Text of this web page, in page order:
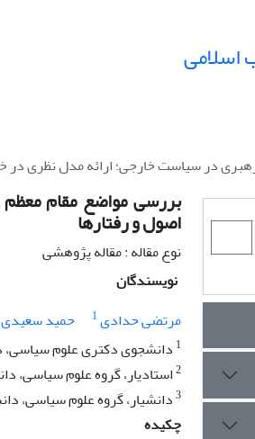
اسلامی
در سیاست خارجی؛ ارائه مدل نظری در
بررسی مواضع مقام
اصول و رفتارها
نوع مقاله : مقاله پژوهشی
نویسندگان
مرتضی حدادی1 حمید
1 دانشجوی دکتری علوم سیاسی،
2استادیار، گروه علوم سیاسی،
3دانشیار، گروه علوم سیاسی،
چکیده